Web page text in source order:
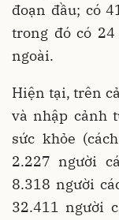
đoạn đầu; có
trong đó có
ngoài.
Hiện tại, trên
và nhập cảnh
sức khỏe
2.227 người
8.318 người
32.411 người